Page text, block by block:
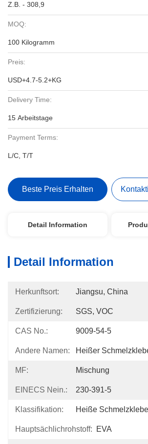
Z.B. - 308,9
MOQ:
100 Kilogramm
Preis:
USD+4.7-5.2+KG
Delivery Time:
15 Arbeitstage
Payment Terms:
L/C, T/T
Beste Preis Erhalten
Detail Information
Detail Information
Herkunftsort: Jiangsu, China
Zertifizierung: SGS, VOC
CAS No.: 9009-54-5
Andere Namen: Heißer
MF: Mischung
EINECS Nein.: 230-391-5
Klassifikation: Heiße
Hauptsächlichrohstoff: EVA